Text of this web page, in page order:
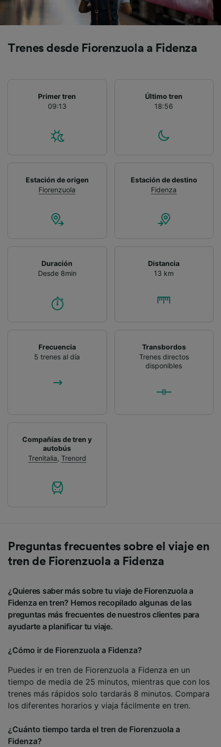
Trenes desde Fiorenzuola a Fidenza
Primer tren
09:13
Último tren
18:56
Estación de origen
Fiorenzuola
Estación de destino
Fidenza
Duración
Desde 8min
Distancia
13 km
Frecuencia
5 trenes al día
Transbordos
Trenes directos
disponibles
Compañías de tren y
autobús
Trenitalia, Trenord
Preguntas frecuentes sobre el viaje en
tren de Fiorenzuola a Fidenza
¿Quieres saber más sobre tu viaje de Fiorenzuola a
Fidenza en tren? Hemos recopilado algunas de las
preguntas más frecuentes de nuestros clientes para
ayudarte a planificar tu viaje.
¿Cómo ir de Fiorenzuola a Fidenza?
Puedes ir en tren de Fiorenzuola a Fidenza en un
tiempo de media de 25 minutos, mientras que con los
trenes más rápidos solo tardarás 8 minutos. Compara
los diferentes horarios y viaja fácilmente en tren.
¿Cuánto tiempo tarda el tren de Fiorenzuola a
Fidenza?
precisa. Analizar activamente las
características del dispositivo para su
identificación. Almacenar la información en un
contenido personalizados, medición de